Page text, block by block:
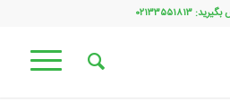
۰۲۱۳۳۵۵۱۸۱۳